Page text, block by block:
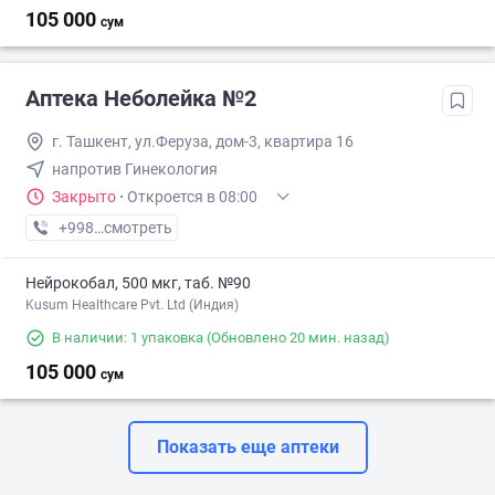
105 000 сум
Аптека Неболейка №2
г. Ташкент, ул.Феруза, дом-3, квартира 16
напротив Гинекология
Закрыто · Откроется в 08:00
+998 (71) XXX-XX-XX
смотреть
Нейрокобал, 500 мкг, таб. №90
Kusum Healthcare Pvt. Ltd (Индия)
В наличии: 1 упаковка (Обновлено 20 мин. назад)
105 000 сум
Показать еще аптеки